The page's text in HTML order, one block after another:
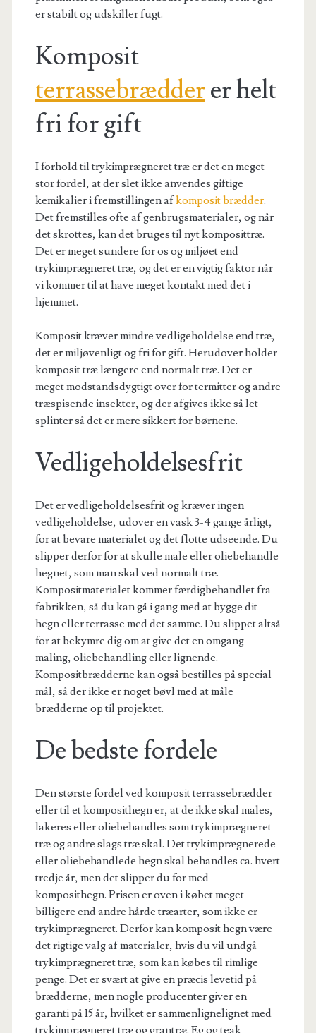
er stabilt og udskiller fugt.
Komposit
terrassebrædderer helt
fri for gift
I forhold til trykimprægneret træ er det en meget
stor fordel, at der slet ikke anvendes giftige
kemikalier i fremstillingen afkomposit brædder.
Det fremstilles ofte af genbrugsmaterialer, og når
det skrottes, kan det bruges til nyt komposittræ.
Det er meget sundere for os og miljøet end
trykimprægneret træ, og det er en vigtig faktor når
vi kommer til at have meget kontakt med det i
hjemmet.
Komposit kræver mindre vedligeholdelse end træ,
det er miljøvenligt og fri for gift. Herudover holder
komposit træ længere end normalt træ. Det er
meget modstandsdygtigt over for termitter og andre
træspisende insekter, og der afgives ikke så let
splinter så det er mere sikkert for børnene.
Vedligeholdelsesfrit
Det er vedligeholdelsesfrit og kræver ingen
vedligeholdelse, udover en vask 3-4 gange årligt,
for at bevare materialet og det flotte udseende. Du
slipper derfor for at skulle male eller oliebehandle
hegnet, som man skal ved normalt træ.
Kompositmaterialet kommer færdigbehandlet fra
fabrikken, så du kan gå i gang med at bygge dit
hegn eller terrasse med det samme. Du slippet altså
for at bekymre dig om at give det en omgang
maling, oliebehandling eller lignende.
Kompositbrædderne kan også bestilles på special
mål, så der ikke er noget bøvl med at måle
brædderne op til projektet.
De bedste fordele
Den største fordel ved komposit terrassebrædder
eller til et komposithegn er, at de ikke skal males,
lakeres eller oliebehandles som trykimprægneret
træ og andre slags træ skal. Det trykimprægnerede
eller oliebehandlede hegn skal behandles ca. hvert
tredje år, men det slipper du for med
komposithegn. Prisen er oven i købet meget
billigere end andre hårde træarter, som ikke er
trykimprægneret. Derfor kan komposit hegn være
det rigtige valg af materialer, hvis du vil undgå
trykimprægneret træ, som kan købes til rimlige
penge. Det er svært at give en præcis levetid på
brædderne, men nogle producenter giver en
garanti på 15 år, hvilket er sammenlignelignet med
trykimprægneret træ og grantræ. Eg og teak